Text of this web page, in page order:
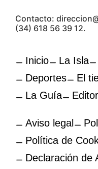
Contacto:
(34) 618 56 39 12.
Inicio La Isla
Deportes
El
La Guía
Aviso legal
Política de
Declaración de